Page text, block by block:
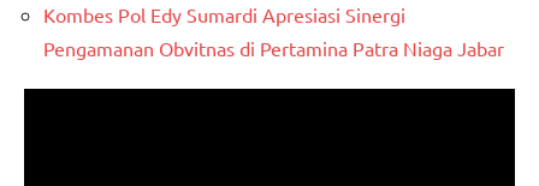
Kombes Pol Edy Sumardi Apresiasi Sinergi
Pengamanan Obvitnas di Pertamina Patra Niaga Jabar